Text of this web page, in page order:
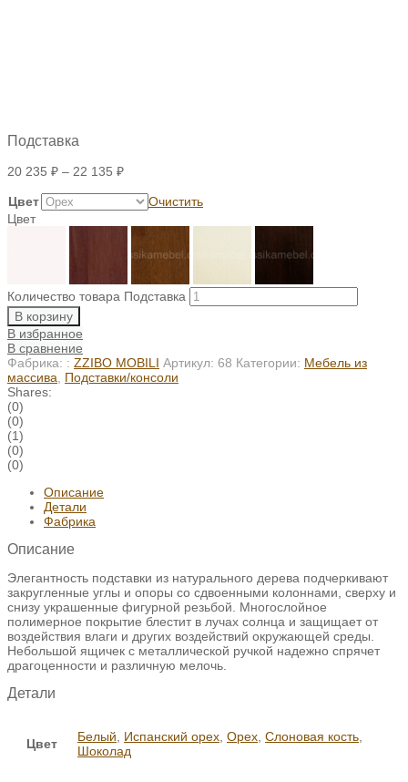
Подставка
20 235 ₽ – 22 135 ₽
Цвет
Очистить
Цвет
Количество товара Подставка
В корзину
В избранное
В сравнение
Фабрика: : ZZIBO MOBILI Артикул: 68 Категории: Мебель из
массива
Подставки/консоли
Shares:
(0)
(0)
(1)
(0)
(0)
Описание
Детали
Фабрика
Описание
Элегантность подставки из натурального дерева подчеркивают
закругленные углы и опоры со сдвоенными колоннами, сверху и
снизу украшенные фигурной резьбой. Многослойное
полимерное покрытие блестит в лучах солнца и защищает от
воздействия влаги и других воздействий окружающей среды.
Небольшой ящичек с металлической ручкой надежно спрячет
драгоценности и различную мелочь.
Детали
Цвет Белый, Испанский орех, Орех, Слоновая кость,
Шоколад